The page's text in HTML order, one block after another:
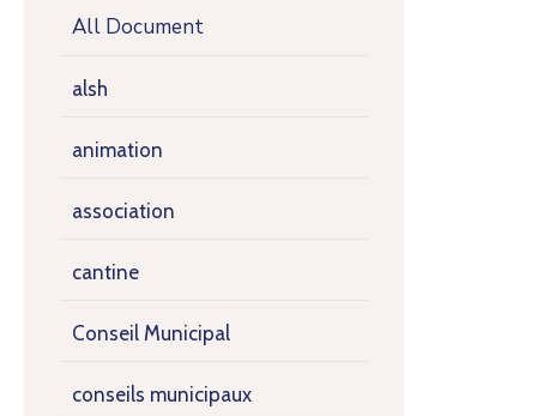
All Document
alsh
animation
association
cantine
Conseil Municipal
conseils municipaux